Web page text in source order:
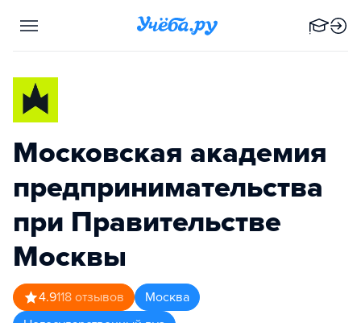
Московская академия
предпринимательства
при Правительстве
Москвы
4.9118 отзывов
Москва